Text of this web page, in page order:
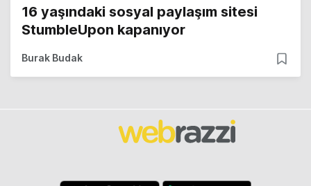
16 yaşındaki sosyal paylaşım sitesi
StumbleUpon kapanıyor
Burak Budak